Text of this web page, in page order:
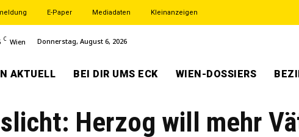
E-Paper Mediadaten Kleinanzeigen
C Wien Donnerstag, August 6, 2026
AKTUELL BEI DIR UMS ECK WIEN-DOSSIERS
Herzog will mehr